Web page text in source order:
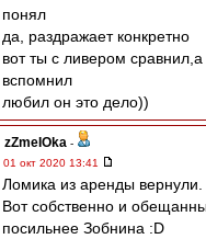
понял
да, раздражает конкретно
вот ты с ливером
вспомнил
любил он это дело))
zZmeIOka -
01 окт 2020 13:41
Ломика из аренды вернули.
Вот собственно и
посильнее Зобнина :D